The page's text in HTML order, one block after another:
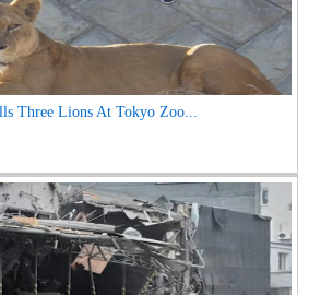
Three Lions At Tokyo Zoo...